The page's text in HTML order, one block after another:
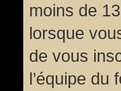
moins de
lorsque
de vous
l’équipe